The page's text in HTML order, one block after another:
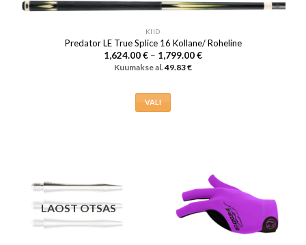
KIID
Predator LE True Splice 16 Kollane/ Roheline
1,624.00€ – 1,799.00€Hinnavahemik:
Kuumakse al.49.83€
VALI
Valikuid
LAOST OTSAS